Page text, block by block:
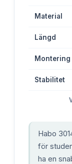
Material
Längd
Montering
Stabilitet
Habo
för
ha en